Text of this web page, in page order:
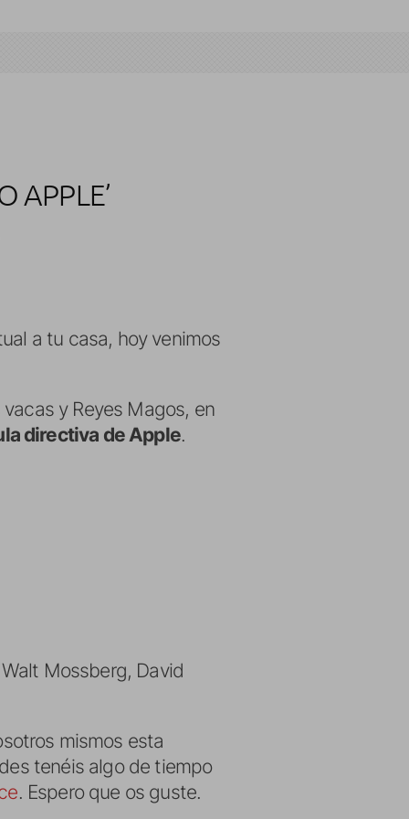
APPLE’
a tu casa, hoy venimos
y Reyes Magos, en
directiva de Apple.
Mossberg, David
mismos esta
tenéis algo de tiempo
. Espero que os guste.